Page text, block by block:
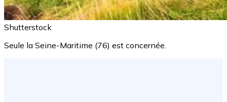
Shutterstock
Seule la Seine-Maritime (76) est concernée.